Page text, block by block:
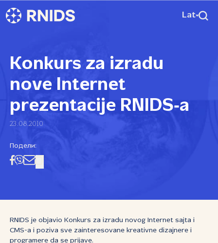
Lat
Konkurs za izradu
nove Internet
prezentacije RNIDS‑a
23.08.2010
Подели:
RNIDS je objavio Konkurs za izradu novog Internet sajta i
CMS-a i poziva sve zainteresovane kreativne dizajnere i
programere da se prijave.